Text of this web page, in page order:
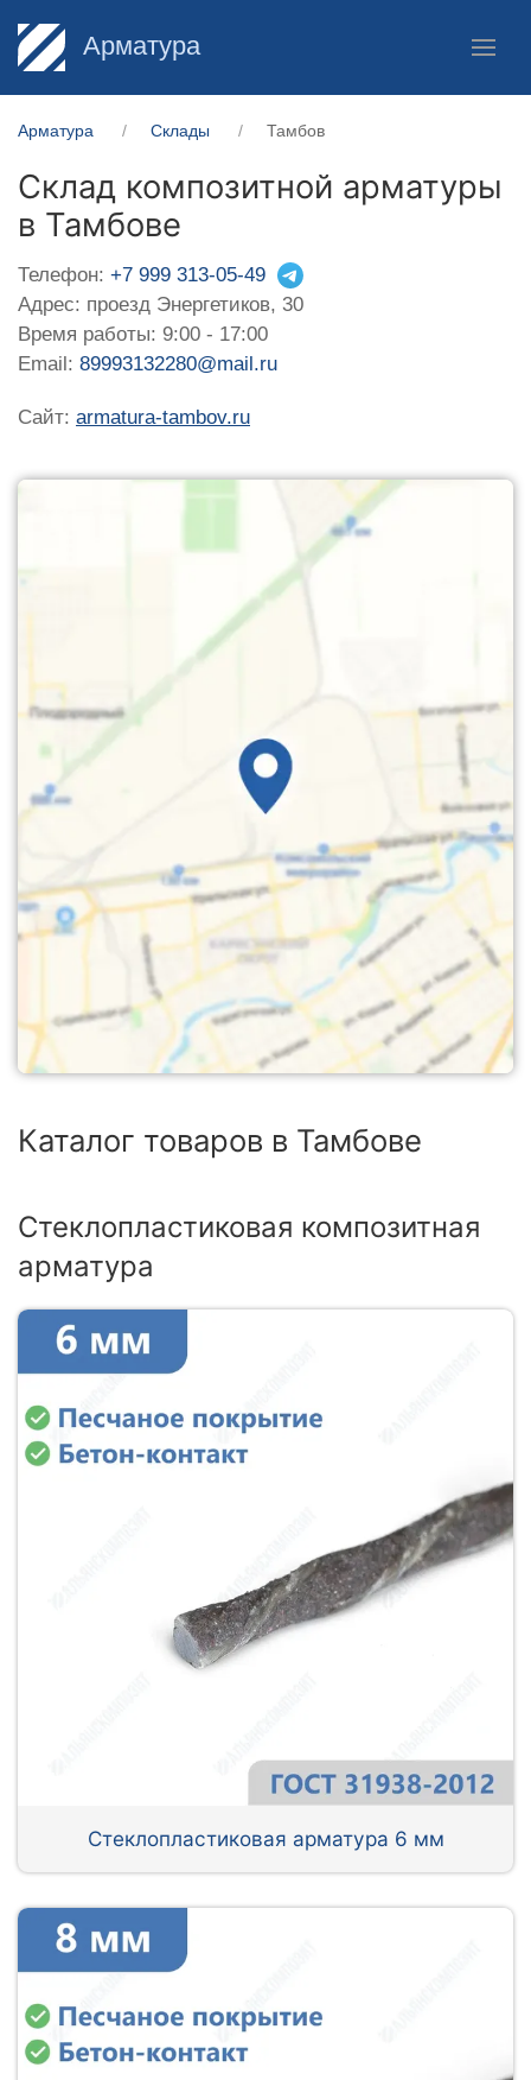
Арматура
Арматура Склады Тамбов
Склад композитной арматуры
в Тамбове
Телефон: +7 999 313-05-49
Адрес: проезд Энергетиков, 30
Время работы: 9:00 - 17:00
Email: 89993132280@mail.ru
Сайт: armatura-tambov.ru
Каталог товаров в Тамбове
Стеклопластиковая композитная
арматура
Стеклопластиковая арматура 6 мм